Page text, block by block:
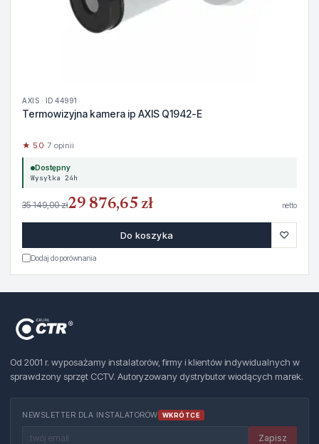
AXIS · ID 44991
Termowizyjna kamera ip AXIS Q1942-E
★ 5.0· 7 opinii
Dostępny
Wysyłka 24h
35 149,00 zł29 876,65 zł netto
Do koszyka ♡
Dodaj do porównania
Od 2001 r. wyposażamy instalatorów, firmy i klientów indywidualnych w
sprawdzony sprzęt CCTV. Autoryzowany dystrybutor wiodących marek.
NEWSLETTER DLA INSTALATORÓW WKRÓTCE
Zapisz